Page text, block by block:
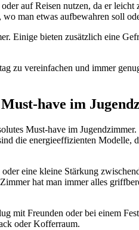
auf Reisen nutzen, da er leicht
man etwas aufbewahren soll
Einige bieten zusätzlich eine
zu vereinfachen und immer
have im
Must-have im
die energieeffizienten Modelle,
eine kleine Stärkung
hat man immer alles
Freunden oder bei einem
oder Kofferraum.